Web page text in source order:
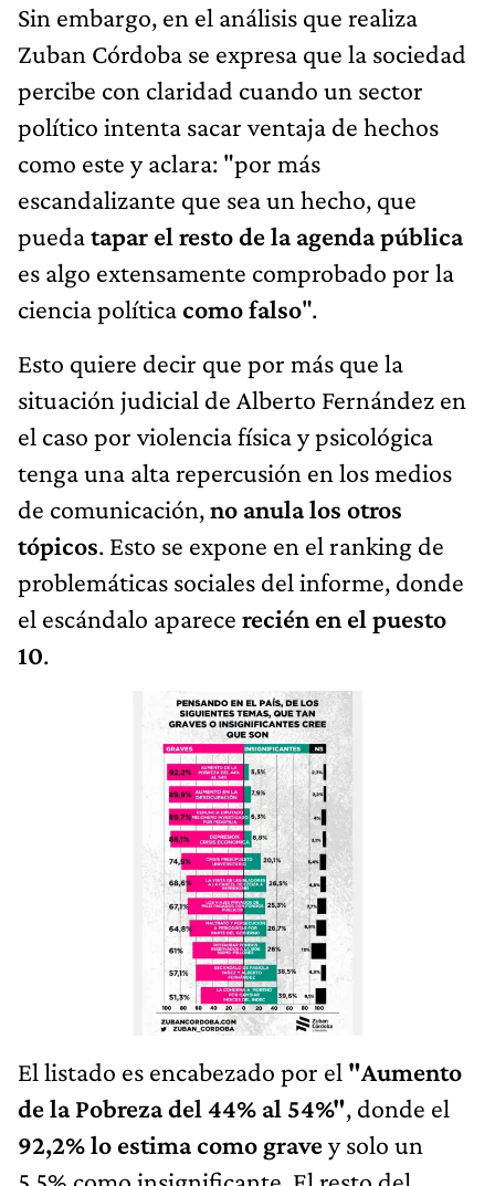
Sin embargo, en el análisis que realiza
Zuban Córdoba se expresa que la sociedad
percibe con claridad cuando un sector
político intenta sacar ventaja de hechos
como este y aclara: "por más
escandalizante que sea un hecho, que
puedatapar el resto de la agenda pública
es algo extensamente comprobado por la
ciencia políticacomo falso".
Esto quiere decir que por más que la
situación judicial de Alberto Fernández en
el caso por violencia física y psicológica
tenga una alta repercusión en los medios
de comunicación,no anula los otros
tópicos. Esto se expone en el ranking de
problemáticas sociales del informe, donde
el escándalo aparece recién en el puesto
10.
El listado es encabezado por el "Aumento
de la Pobreza del 44% al 54%", donde el
92,2% lo estima como gravey solo un